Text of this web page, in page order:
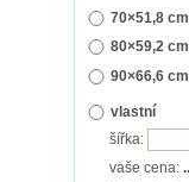
70×51,8 cm
80×59,2 cm
90×66,6 cm
vlastní
šířka:
vaše cena: